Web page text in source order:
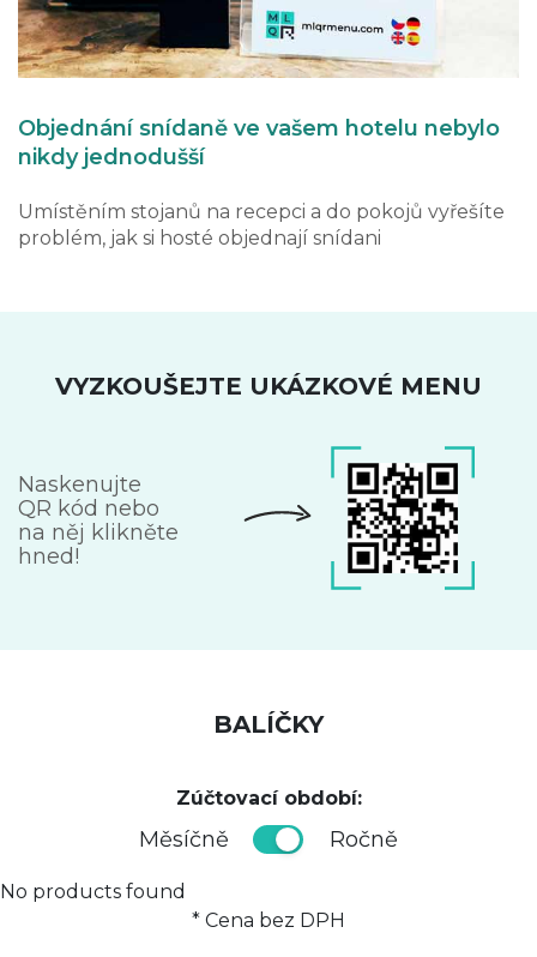
Objednání snídaně ve vašem hotelu nebylo
nikdy jednodušší
Umístěním stojanů na recepci a do pokojů vyřešíte
problém, jak si hosté objednají snídani
VYZKOUŠEJTE UKÁZKOVÉ MENU
Naskenujte
QR kód nebo
na něj klikněte
hned!
BALÍČKY
Zúčtovací období:
Měsíčně Ročně
No products found
* Cena bez DPH